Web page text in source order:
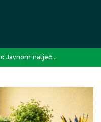
Javnom natječ…